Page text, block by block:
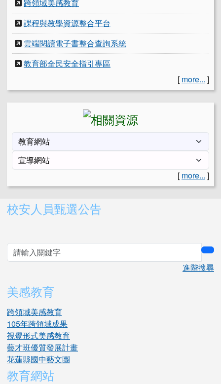
跨領域美感教育
課程與教學資源整合平台
雲端閱讀電子書整合查詢系統
教育部全民安全指引專區
[ more... ]
[ more... ]
右邊區域內容
校安人員甄選公告
進階搜尋
美感教育
跨領域美感教育
105年跨領域成果
視覺形式美感教育
藝才班優質發展計畫
花蓮縣國中藝文團
教育網站